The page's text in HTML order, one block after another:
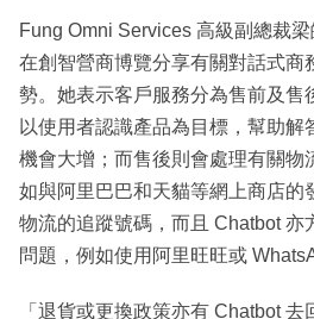
Fung Omni Services 高級副總裁
在創智營商博覽分享有關對話式商
勢。她表示客戶服務分為售前及售
以使用者認識產品為目標，幫助解
機會大增；而售後則會處理有關物
如與阿里巴巴和天貓等網上商店的
物流的追蹤號碼，而且 Chatbot 亦
問題，例如使用阿里旺旺或
「退貨或更換政策亦有 Chatbot 去